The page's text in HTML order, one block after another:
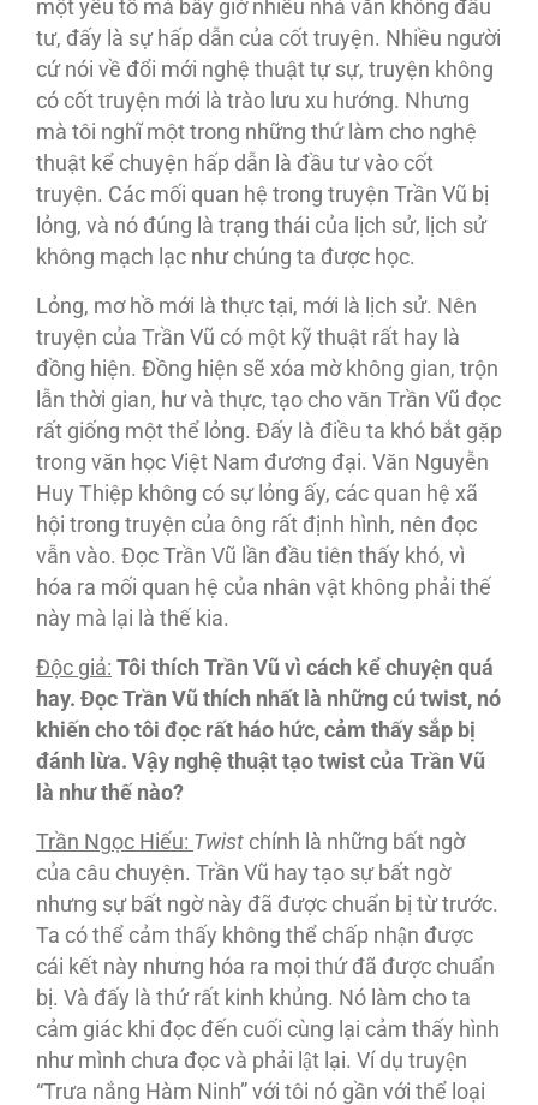
một yếu tố mà bây giờ nhiều nhà văn không đầu
tư, đấy là sự hấp dẫn của cốt truyện. Nhiều người
cứ nói về đổi mới nghệ thuật tự sự, truyện không
có cốt truyện mới là trào lưu xu hướng. Nhưng
mà tôi nghĩ một trong những thứ làm cho nghệ
thuật kể chuyện hấp dẫn là đầu tư vào cốt
truyện. Các mối quan hệ trong truyện Trần Vũ bị
lỏng, và nó đúng là trạng thái của lịch sử, lịch sử
không mạch lạc như chúng ta được học.
Lỏng, mơ hồ mới là thực tại, mới là lịch sử. Nên
truyện của Trần Vũ có một kỹ thuật rất hay là
đồng hiện. Ðồng hiện sẽ xóa mờ không gian, trộn
lẫn thời gian, hư và thực, tạo cho văn Trần Vũ đọc
rất giống một thể lỏng. Ðấy là điều ta khó bắt gặp
trong văn học Việt Nam đương đại. Văn Nguyễn
Huy Thiệp không có sự lỏng ấy, các quan hệ xã
hội trong truyện của ông rất định hình, nên đọc
vẫn vào. Ðọc Trần Vũ lần đầu tiên thấy khó, vì
hóa ra mối quan hệ của nhân vật không phải thế
này mà lại là thế kia.
Độc giả: Tôi thích Trần Vũ vì cách kể chuyện quá
hay. Đọc Trần Vũ thích nhất là những cú twist, nó
khiến cho tôi đọc rất háo hức, cảm thấy sắp bị
đánh lừa. Vậy nghệ thuật tạo twist của Trần Vũ
là như thế nào?
Trần Ngọc Hiếu: Twist chính là những bất ngờ
của câu chuyện. Trần Vũ hay tạo sự bất ngờ
nhưng sự bất ngờ này đã được chuẩn bị từ trước.
Ta có thể cảm thấy không thể chấp nhận được
cái kết này nhưng hóa ra mọi thứ đã được chuẩn
bị. Và đấy là thứ rất kinh khủng. Nó làm cho ta
cảm giác khi đọc đến cuối cùng lại cảm thấy hình
như mình chưa đọc và phải lật lại. Ví dụ truyện
“Trưa nắng Hàm Ninh” với tôi nó gần với thể loại